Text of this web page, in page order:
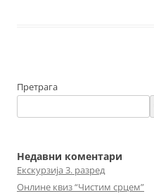
Претрага
Недавни коментари
Екскурзија 3. разред
Онлине квиз “Чистим срцем”